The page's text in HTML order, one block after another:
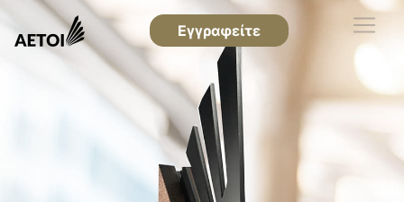
Εγγραφείτε